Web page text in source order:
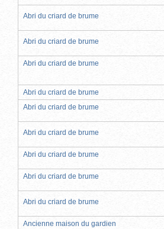
Abri du criard de brume
Abri du criard de brume
Abri du criard de brume
Abri du criard de brume
Abri du criard de brume
Abri du criard de brume
Abri du criard de brume
Abri du criard de brume
Abri du criard de brume
Ancienne maison du gardien